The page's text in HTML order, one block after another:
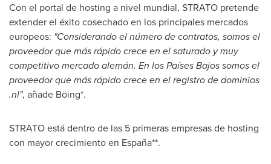
Con el portal de hosting a nivel mundial, STRATO pretende
extender el éxito cosechado en los principales mercados
europeos: "Considerando el número de contratos, somos el
proveedor que más rápido crece en el saturado y muy
competitivo mercado alemán. En los Países Bajos somos el
proveedor que más rápido crece en el registro de dominios
.nl", añade Böing*.
STRATO está dentro de las 5 primeras empresas de hosting
con mayor crecimiento en España**.